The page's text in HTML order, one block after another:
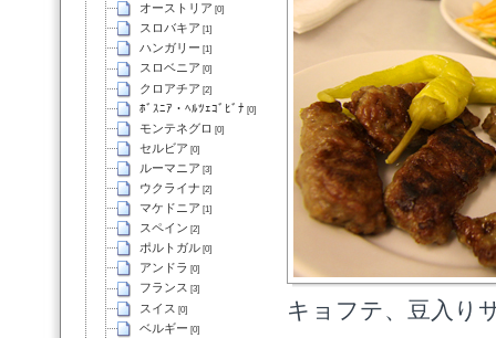
オーストリア [0]
スロバキア [1]
ハンガリー [1]
スロベニア [0]
クロアチア [2]
ﾎﾞｽﾆｱ・ﾍﾙﾂｪｺﾞﾋﾞﾅ [0]
モンテネグロ [0]
セルビア [0]
ルーマニア [3]
ウクライナ [2]
マケドニア [1]
スペイン [2]
ポルトガル [0]
アンドラ [0]
フランス [3]
スイス [0]
ベルギー [0]
キョフテ、豆入り